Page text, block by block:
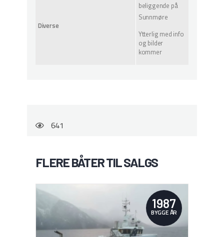
Diverse
beliggende på
Sunnmøre
Ytterlig med info
og bilder
kommer
641
FLERE BÅTER TIL SALGS
1987
BYGGE ÅR